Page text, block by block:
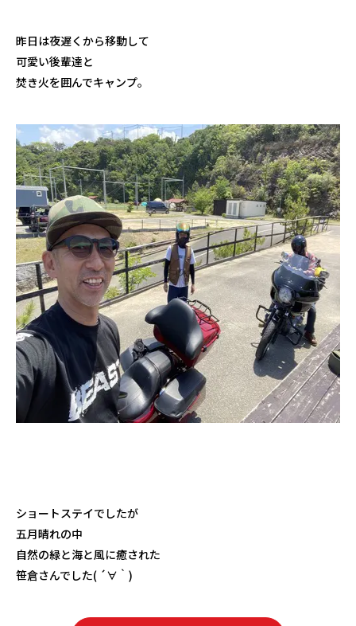
昨日は夜遅くから移動して
可愛い後輩達と
焚き火を囲んでキャンプ。
ショートステイでしたが
五月晴れの中
自然の緑と海と風に癒された
笹倉さんでした( ´∀｀)